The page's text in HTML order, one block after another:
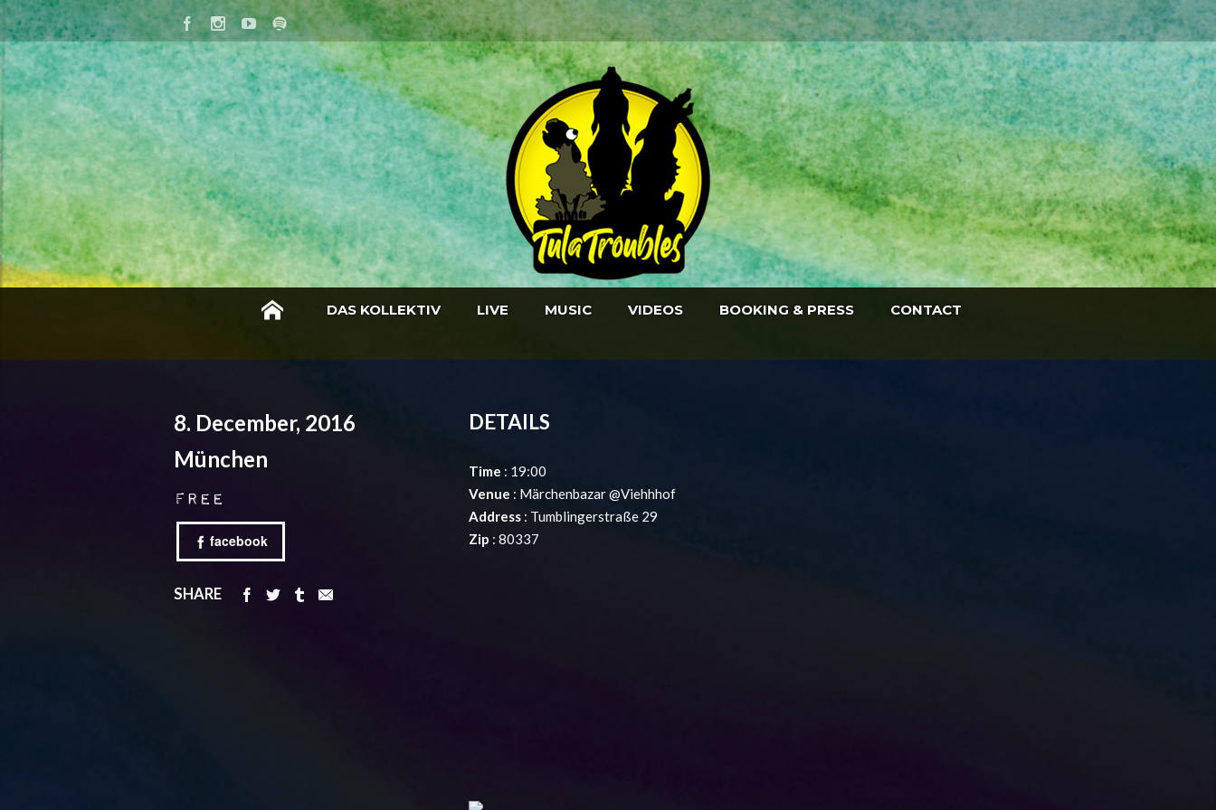
DAS KOLLEKTIV LIVE MUSIC VIDEOS BOOKING & PRESS CONTACT
8. December, 2016
München
Free
facebook
SHARE
DETAILS
Time : 19:00
Venue : Märchenbazar @Viehhhof
Address : Tumblingerstraße 29
Zip : 80337